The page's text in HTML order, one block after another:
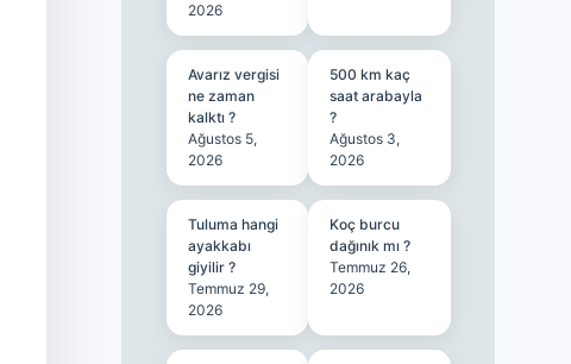
2026
Avarız vergisi
ne zaman
kalktı ?
Ağustos 5,
2026
500 km kaç
saat arabayla
?
Ağustos 3,
2026
Tuluma hangi
ayakkabı
giyilir ?
Temmuz 29,
2026
Koç burcu
dağınık mı ?
Temmuz 26,
2026